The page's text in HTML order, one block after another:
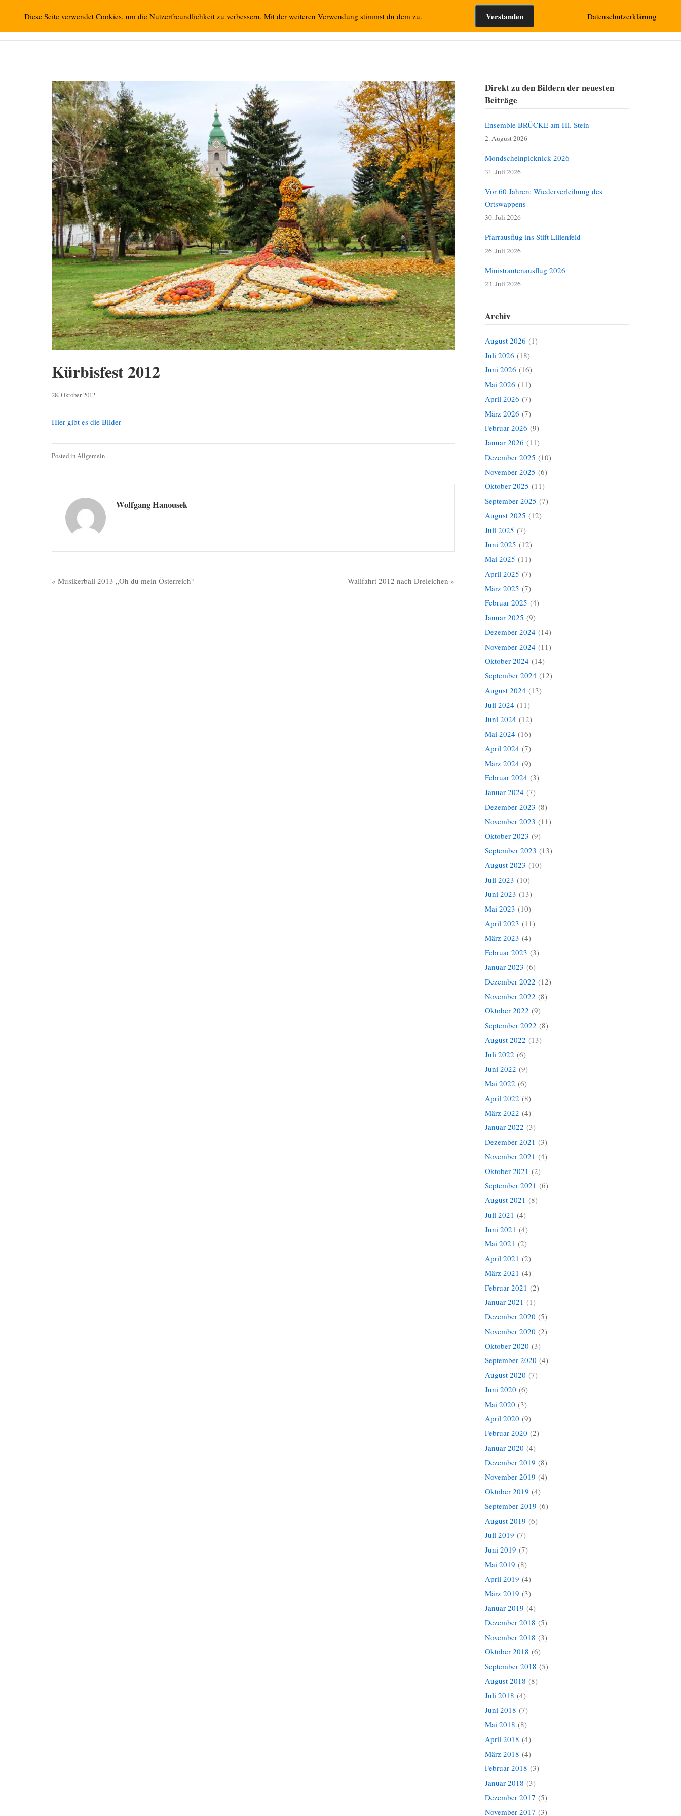
springen
Retzbacher Bilder Startseite Vorschau Suchen nach:
Kürbisfest 2012
28. Oktober 20124.
Hier gibt es die Bilder
Posted inAllgemein
Wolfgang Hanousek
Beitragsnavigation Wallfahrt 2012 nach Dreieichen »
« Musikerball 2013 „Oh du mein Österreich“
Direkt zu den Bildern der neuesten
Beiträge
Ensemble BRÜCKE am Hl. Stein
2. August 2026
Mondscheinpicknick 2026
31. Juli 2026
Vor 60 Jahren: Wiederverleihung des
Ortswappens
30. Juli 2026
Pfarrausflug ins Stift Lilienfeld
26. Juli 2026
Ministrantenausflug 2026
23. Juli 2026
Archiv
August 2026 (1)
Juli 2026 (18)
Juni 2026 (16)
Mai 2026 (11)
April 2026 (7)
März 2026 (7)
Februar 2026 (9)
Januar 2026 (11)
Dezember 2025 (10)
November 2025 (6)
Oktober 2025 (11)
September 2025 (7)
August 2025 (12)
Juli 2025 (7)
Juni 2025 (12)
Mai 2025 (11)
April 2025 (7)
März 2025 (7)
Februar 2025 (4)
Januar 2025 (9)
Dezember 2024 (14)
November 2024 (11)
Oktober 2024 (14)
September 2024 (12)
August 2024 (13)
Juli 2024 (11)
Juni 2024 (12)
Mai 2024 (16)
April 2024 (7)
März 2024 (9)
Februar 2024 (3)
Januar 2024 (7)
Dezember 2023 (8)
November 2023 (11)
Oktober 2023 (9)
September 2023 (13)
August 2023 (10)
Juli 2023 (10)
Juni 2023 (13)
Mai 2023 (10)
April 2023 (11)
März 2023 (4)
Februar 2023 (3)
Januar 2023 (6)
Dezember 2022 (12)
November 2022 (8)
Oktober 2022 (9)
September 2022 (8)
August 2022 (13)
Juli 2022 (6)
Juni 2022 (9)
Mai 2022 (6)
April 2022 (8)
März 2022 (4)
Januar 2022 (3)
Dezember 2021 (3)
November 2021 (4)
Oktober 2021 (2)
September 2021 (6)
August 2021 (8)
Juli 2021 (4)
Juni 2021 (4)
Mai 2021 (2)
April 2021 (2)
März 2021 (4)
Februar 2021 (2)
Januar 2021 (1)
Dezember 2020 (5)
November 2020 (2)
Oktober 2020 (3)
September 2020 (4)
August 2020 (7)
Juni 2020 (6)
Mai 2020 (3)
April 2020 (9)
Februar 2020 (2)
Januar 2020 (4)
Dezember 2019 (8)
November 2019 (4)
Oktober 2019 (4)
September 2019 (6)
August 2019 (6)
Juli 2019 (7)
Juni 2019 (7)
Mai 2019 (8)
April 2019 (4)
März 2019 (3)
Januar 2019 (4)
Dezember 2018 (5)
November 2018 (3)
Oktober 2018 (6)
September 2018 (5)
August 2018 (8)
Juli 2018 (4)
Juni 2018 (7)
Mai 2018 (8)
April 2018 (4)
März 2018 (4)
Februar 2018 (3)
Januar 2018 (3)
Dezember 2017 (5)
November 2017 (3)
Diese Seite verwendet Cookies, um die Nutzerfreundlichkeit zu verbessern. Mit der weiteren Verwendung stimmst du dem zu. Verstanden Datenschutzerklärung